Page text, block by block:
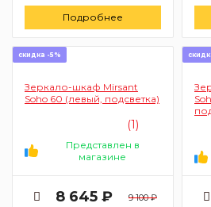
Подробнее
скидка -5%
Зеркало-шкаф Mirsant
Soho 60 (левый, подсветка)
(1)
Представлен в
магазине
8 645 ₽ 9 100 ₽